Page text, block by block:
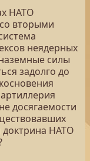
НАТО
вторыми
неядерных
силы
задолго до
досягаемости
доктрина НАТО